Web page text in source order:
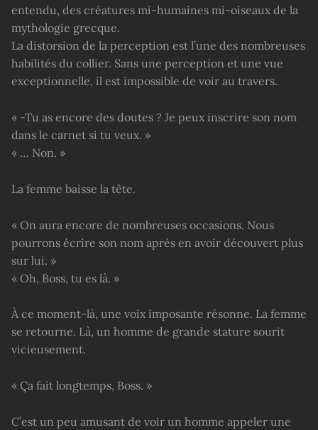
entendu, des créatures mi-humaines mi-oiseaux de la
mythologie grecque.
La distorsion de la perception est l’une des nombreuses
habilités du collier. Sans une perception et une vue
exceptionnelle, il est impossible de voir au travers.
« -Tu as encore des doutes ? Je peux inscrire son nom
dans le carnet si tu veux. »
« … Non. »
La femme baisse la tête.
« On aura encore de nombreuses occasions. Nous
pourrons écrire son nom après en avoir découvert plus
sur lui. »
« Oh, Boss, tu es là. »
À ce moment-là, une voix imposante résonne. La femme
se retourne. Là, un homme de grande stature sourit
vicieusement.
« Ça fait longtemps, Boss. »
C’est un peu amusant de voir un homme appeler une